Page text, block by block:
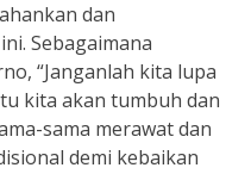
dan
Sebagaimana
“Janganlah kita lupa
kita akan tumbuh dan
sama merawat dan
demi kebaikan